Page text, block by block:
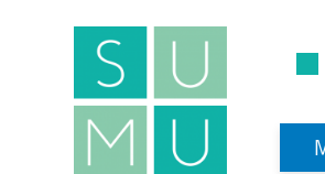
Main Navigation